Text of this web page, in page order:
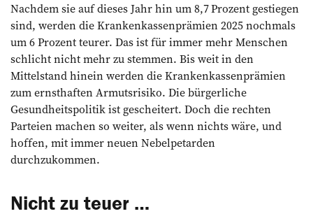
Nachdem sie auf dieses Jahr hin um 8,7 Prozent gestiegen
sind, werden die Krankenkassenprämien 2025 nochmals
um 6 Prozent teurer. Das ist für immer mehr Menschen
schlicht nicht mehr zu stemmen. Bis weit in den
Mittelstand hinein werden die Krankenkassenprämien
zum ernsthaften Armutsrisiko. Die bürgerliche
Gesundheitspolitik ist gescheitert. Doch die rechten
Parteien machen so weiter, als wenn nichts wäre, und
hoffen, mit immer neuen Nebelpetarden
durchzukommen.
Nicht zu teuer …